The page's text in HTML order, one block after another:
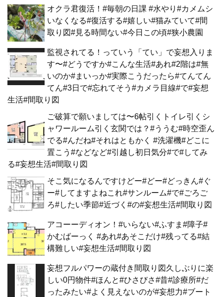
オクラ君復活！#毎朝の日課 #水やり#カメムシ
いなくなる#復活する#嬉しい#猫みていて#間
取り図#見る時間ない#今日この頃#狭小農園
監視されてる！っていう「てい」で妄想入りま
す〜#どうですか#こんな生活#あれ#2階は#無
いのか#まいっか#実際こうだったら#てんてん
てん#3日で#忘れてそう#カメラ目線#で#妄想
生活#間取り図
ご破算で願いましては〜6帖引くトイレ引くシ
ャワールーム引く玄関では？#ううむ#時空歪ん
でる#んだね#それはともかく #洗濯機#どこに
置こう#などなど#引越し初日気分#で#してみ
る#妄想生活#間取り図
そこ気になるんですけどー#どー#どっきん#ぐ
ー#してますよねこれ#サンルーム#で#ごろご
ろ#したい季節#近づく#の#妄想生活#間取り図
アコーーディオン！#いらない#ふすま#障子#
かむばーっく #あれ#あそこだけ#残ってる#結
構難しい#妄想生活#間取り図
妄想フルパワーの蔵付き間取り図久しぶりに楽
しい0円物件#ほんと#ひさびさ#昔#診療所#だ
ったみたい#よく見えないのが#妄想力#ブート